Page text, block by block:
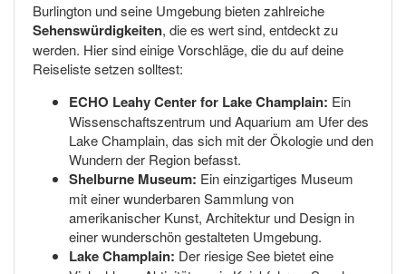
Burlington und seine Umgebung bieten zahlreiche
Sehenswürdigkeiten, die es wert sind, entdeckt zu
werden. Hier sind einige Vorschläge, die du auf deine
Reiseliste setzen solltest:
ECHO Leahy Center for Lake Champlain: Ein
Wissenschaftszentrum und Aquarium am Ufer des
Lake Champlain, das sich mit der Ökologie und den
Wundern der Region befasst.
Shelburne Museum: Ein einzigartiges Museum
mit einer wunderbaren Sammlung von
amerikanischer Kunst, Architektur und Design in
einer wunderschön gestalteten Umgebung.
Lake Champlain: Der riesige See bietet eine